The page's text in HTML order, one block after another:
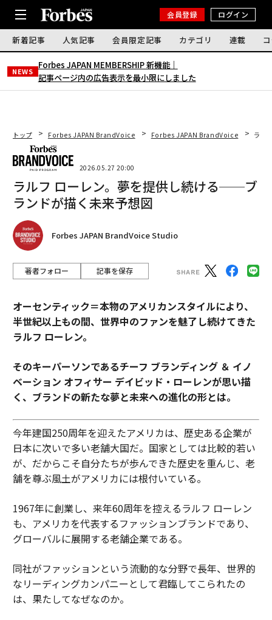
会員登録 ログイン
新着記事 人気記事 会員限定記事 カテゴリ 連載
NEWS
Forbes JAPAN MEMBERSHIP 新機能｜
記事ページ内の広告表示を最小限にしました
トップ Forbes JAPAN BrandVoice Forbes JAPAN BrandVoice ラル
2026.05.27 20:00
ラルフ ローレン。夢を提供し続ける──ブ
ランドが描く未来予想図
Forbes JAPAN BrandVoice Studio
著者フォロー 記事を保存
オーセンティック＝本物のアメリカンスタイルにより、
半世紀以上もの間、世界中のファンを魅了し続けてきた
ラルフ ローレン。
そのキーパーソンであるチーフ ブランディング ＆ イノ
ベーション オフィサー デイビッド・ローレンが思い描
く、ブランドの新たな夢と未来への進化の形とは。
今年建国250周年を迎えたアメリカは、歴史ある企業が
日本に次いで多い老舗大国だ。国家としては比較的若い
が、だからこそ自分たちが歩んできた歴史を重んじ、老
舗を尊ぶ風土がアメリカには根付いている。
1967年に創業し、来年60周年を控えるラルフ ローレン
も、アメリカを代表するファッションブランドであり、
グローバルに展開する老舗企業である。
同社がファッションという流動的な分野で長年、世界的
なリーディングカンパニーとして君臨してこられたの
は、果たしてなぜなのか。